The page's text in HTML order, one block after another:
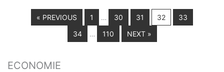
« PREVIOUS 1 … 30 31 32
33
34
… 110 NEXT »
ECONOMIE